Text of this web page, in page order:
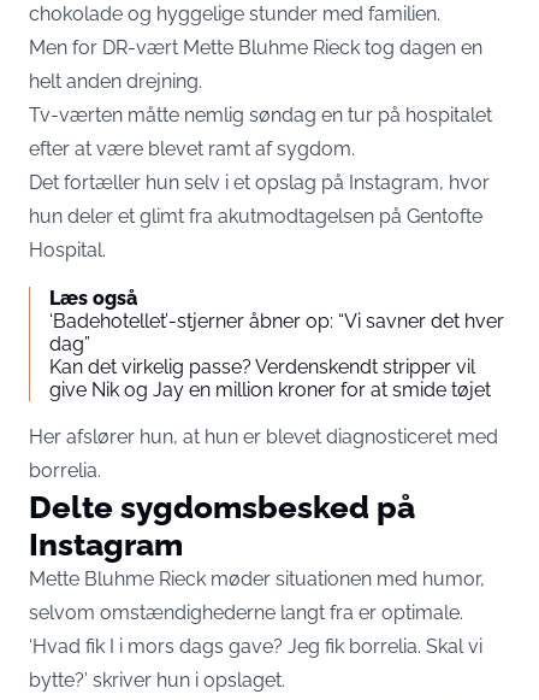
chokolade og hyggelige stunder med familien.
Men for DR-vært Mette Bluhme Rieck tog dagen en
helt anden drejning.
Tv-værten måtte nemlig søndag en tur på hospitalet
efter at være blevet ramt af sygdom.
Det fortæller hun selv i et opslag på Instagram, hvor
hun deler et glimt fra akutmodtagelsen på Gentofte
Hospital.
Læs også
‘Badehotellet’-stjerner åbner op: “Vi savner det hver
dag”
Kan det virkelig passe? Verdenskendt stripper vil
give Nik og Jay en million kroner for at smide tøjet
Her afslører hun, at hun er blevet diagnosticeret med
borrelia.
Delte sygdomsbesked på
Instagram
Mette Bluhme Rieck møder situationen med humor,
selvom omstændighederne langt fra er optimale.
‘Hvad fik I i mors dags gave? Jeg fik borrelia. Skal vi
bytte?’ skriver hun i opslaget.